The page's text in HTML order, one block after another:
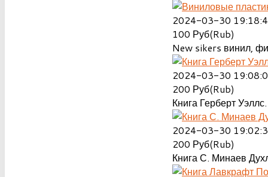
2024-03-30
100 Руб(Rub)
New sikers винил,
2024-03-30
200 Руб(Rub)
Книга Герберт
2024-03-30
200 Руб(Rub)
Книга С. Минаев